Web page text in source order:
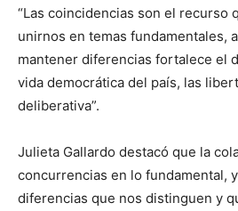
“Las coincidencias son el recurso
unirnos en temas fundamentales,
mantener diferencias fortalece el
vida democrática del país, las
deliberativa”.
Julieta Gallardo destacó que la
concurrencias en lo fundamental,
diferencias que nos distinguen y